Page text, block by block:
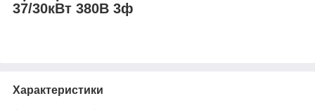
37/30кВт 380В 3ф
Характеристики